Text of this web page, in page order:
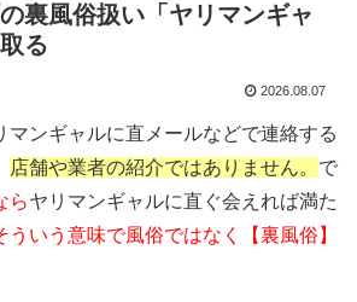
裏風俗扱い「ヤリマンギャ
る
2026.08.07
マンギャルに直メールなどで連絡する
店舗や業者の紹介ではありません。 で
らヤリマンギャルに直ぐ会えれば満た
ういう意味で風俗ではなく【裏風俗】